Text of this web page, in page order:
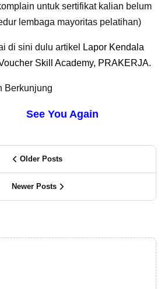
untuk sertifikat kalian belum
lembaga mayoritas pelatihan)
di sini dulu artikel
Lapor Kendala
Skill Academy, PRAKERJA.
Berkunjung
See You Again
Older Posts
Newer Posts